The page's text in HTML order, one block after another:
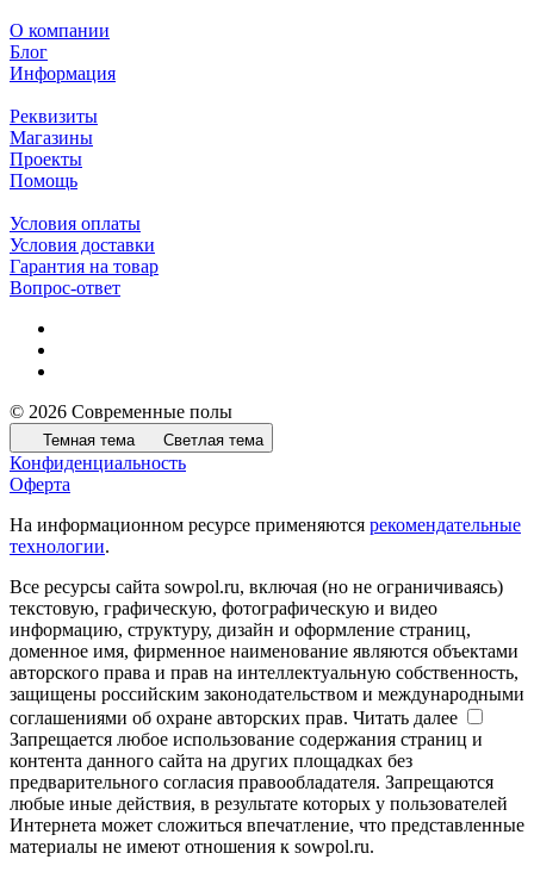
О компании
Блог
Информация
Реквизиты
Магазины
Проекты
Помощь
Условия оплаты
Условия доставки
Гарантия на товар
Вопрос-ответ
© 2026 Современные полы
Темная тема Светлая тема
Конфиденциальность
Оферта
На информационном ресурсе применяются рекомендательные
технологии.
Все ресурсы сайта sowpol.ru, включая (но не ограничиваясь)
текстовую, графическую, фотографическую и видео
информацию, структуру, дизайн и оформление страниц,
доменное имя, фирменное наименование являются объектами
авторского права и прав на интеллектуальную собственность,
защищены российским законодательством и международными
соглашениями об охране авторских прав. Читать далее
Запрещается любое использование содержания страниц и
контента данного сайта на других площадках без
предварительного согласия правообладателя. Запрещаются
любые иные действия, в результате которых у пользователей
Интернета может сложиться впечатление, что представленные
материалы не имеют отношения к sowpol.ru.